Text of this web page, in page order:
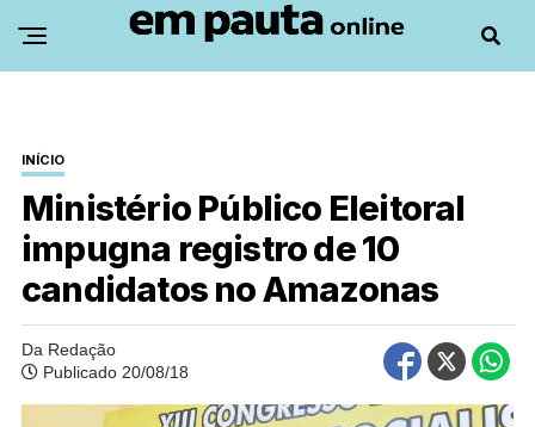
INÍCIO
Ministério Público Eleitoral
impugna registro de 10
candidatos no Amazonas
Da Redação
Publicado 20/08/18